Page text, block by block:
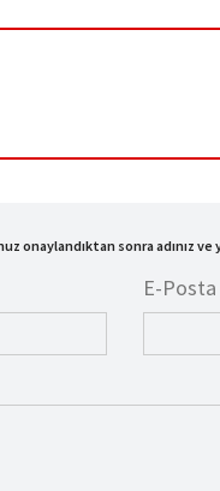
onaylandıktan sonra adınız
E-